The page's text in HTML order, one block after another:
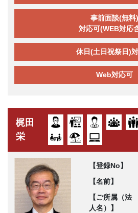
事前面談(無料)
対応可(WEB対応
休日(土日祝祭日)
Web対応可
梶田
栄
【登録No】
【名前】
【ご所属（法
人名）】